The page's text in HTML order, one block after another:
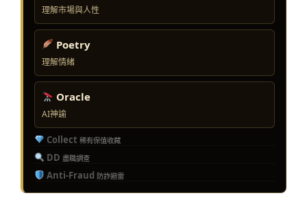
理解市場與人性
Poetry
理解情緒
Oracle
AI神諭
Collect 稀有保值收藏
DD 盡職調查
Anti-Fraud 防詐避雷